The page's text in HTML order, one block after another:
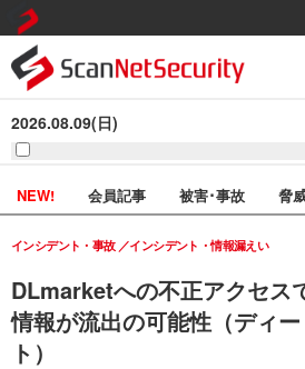
2026.08.09(日)
NEW! 会員記事 被害･事故 脅
DLmarketへの不正アクセス
情報が流出の可能性（ディ
ト）
インシデント・事故 インシデント・情報漏えい